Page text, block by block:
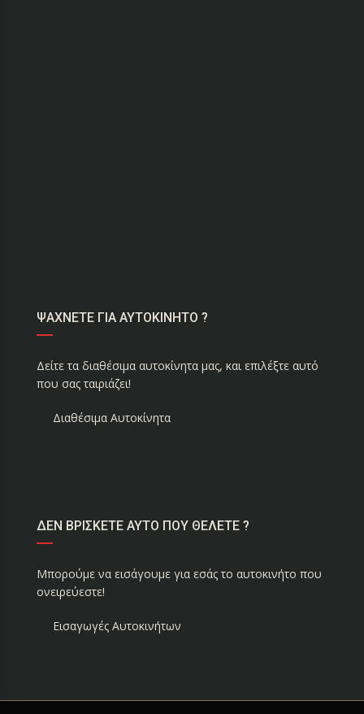
ΨΑΧΝΕΤΕ ΓΙΑ ΑΥΤΟΚΙΝΗΤΟ ?
Δείτε τα διαθέσιμα αυτοκίνητα μας, και επιλέξτε αυτό
που σας ταιριάζει!
Διαθέσιμα Αυτοκίνητα
ΔΕΝ ΒΡΙΣΚΕΤΕ ΑΥΤΟ ΠΟΥ ΘΕΛΕΤΕ ?
Μπορούμε να εισάγουμε για εσάς το αυτοκινήτο που
ονειρεύεστε!
Εισαγωγές Αυτοκινήτων